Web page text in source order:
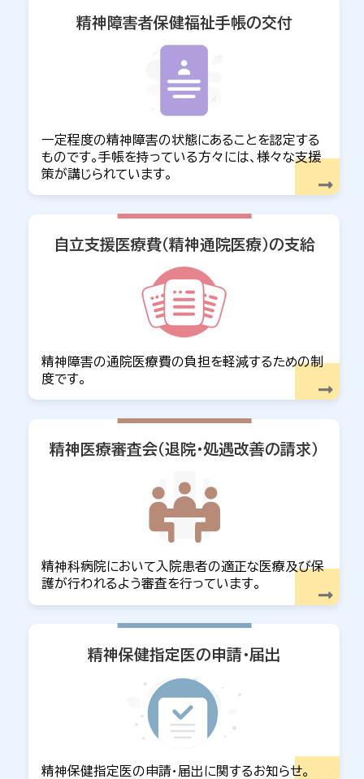
過措置の適用期間が令和9年3月31日まで延長と
なりました（PDF：80KB）
お知らせ
精神障害者保険福祉手帳用の交付申請書と診断書
を改正しました（令和6年度4月）
2024年02月16日 お知らせ
自立支援医療費（精神通院医療）制度のチラシを作
診療明細書（レセプト）を取り扱う事業者様へ ～請
求上の注意～（PDF：210KB）
精神障害者保健福祉手帳の交付
一定程度の精神障害の状態にあることを認定する
ものです。手帳を持っている方々には、様々な支援
策が講じられています。
自立支援医療費（精神通院医療）の支給
精神障害の通院医療費の負担を軽減するための制
度です。
精神医療審査会（退院・処遇改善の請求）
精神科病院において入院患者の適正な医療及び保
護が行われるよう審査を行っています。
精神保健指定医の申請・届出
精神保健指定医の申請・届出に関するお知らせ。